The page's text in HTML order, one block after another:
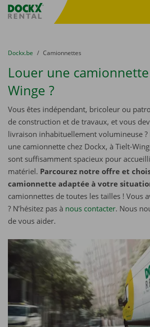
sitename
You are here:
du
Dockx.be to
Camionnettes
Louer une
Winge ?
Vous êtes indépendant, bricoleur ou
de construction et de travaux, et vous
livraison inhabituellement volumineuse ?
une camionnette chez Dockx, à Tielt-
sont suffisamment spacieux pour
matériel. Parcourez notre offre et
camionnette adaptée à votre
camionnettes de toutes les tailles ! Vous
? N’hésitez pas à nous contacter. Nous
de vous aider.